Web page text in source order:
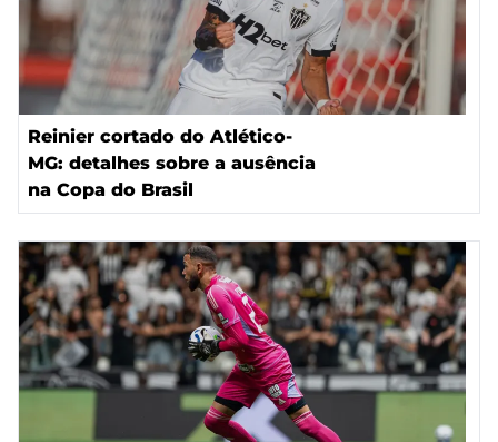
Reinier cortado do Atlético-
MG: detalhes sobre a ausência
na Copa do Brasil